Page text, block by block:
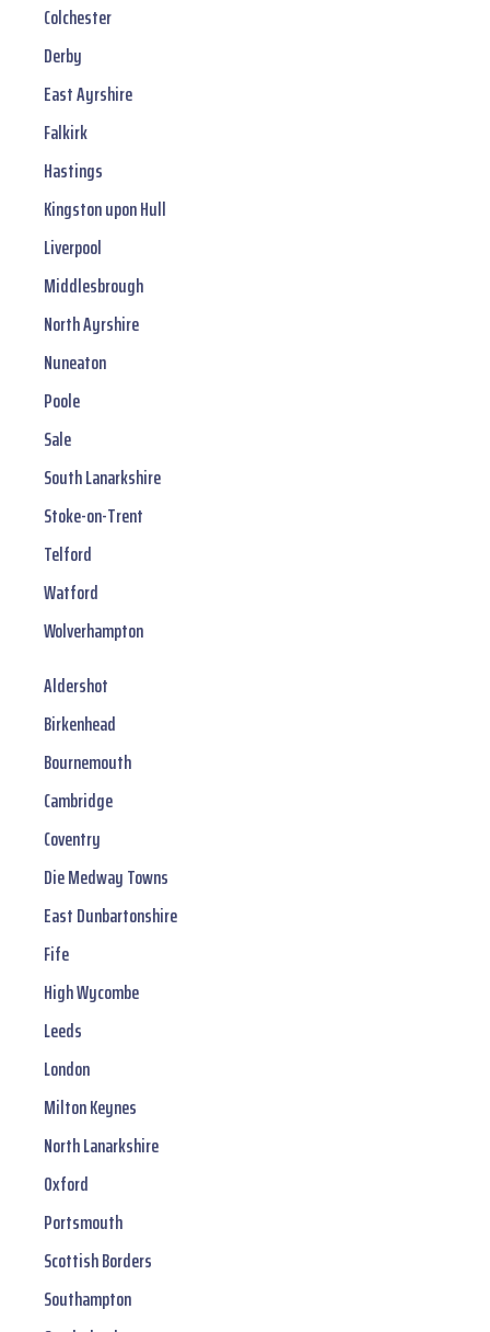
Colchester
Derby
East Ayrshire
Falkirk
Hastings
Kingston upon Hull
Liverpool
Middlesbrough
North Ayrshire
Nuneaton
Poole
Sale
South Lanarkshire
Stoke-on-Trent
Telford
Watford
Wolverhampton
Aldershot
Birkenhead
Bournemouth
Cambridge
Coventry
Die Medway Towns
East Dunbartonshire
Fife
High Wycombe
Leeds
London
Milton Keynes
North Lanarkshire
Oxford
Portsmouth
Scottish Borders
Southampton